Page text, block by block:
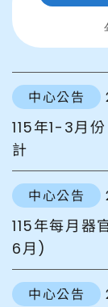
中心公告
115年1-3月
計
中心公告
115年每月器
6月)
中心公告